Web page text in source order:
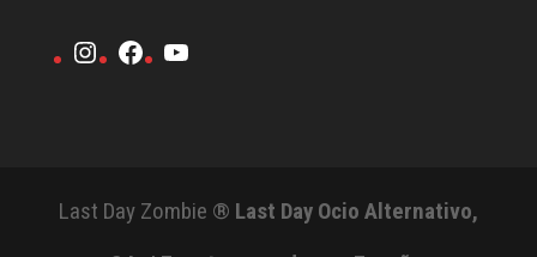
Instagram
Facebook
YouTube
Last Day Zombie ® Last Day Ocio Alternativo,